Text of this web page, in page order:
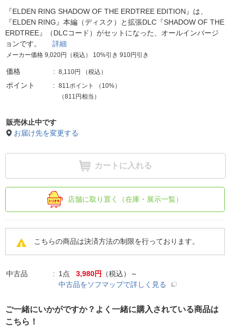
『ELDEN RING SHADOW OF THE ERDTREE EDITION』は、
『ELDEN RING』本編（ディスク）と拡張DLC『SHADOW OF THE
ERDTREE』（DLCコード）がセットになった、オールインバージ
ョンです。 詳細
メーカー価格 9,020円（税込） 10%引き 910円引き
価格 8,110円 （税込）
ポイント 811ポイント （ 10%）
（811円相当）
販売休止中です
お届け先を変更する
カートに入れる
店舗に取り置く（在庫・展示一覧）
こちらの商品は決済方法の制限を行っております。
中古品 1点 3,980円
（税込）～
中古品をソフマップで詳しく見る
ご一緒にいかがですか？よく一緒に購入されている商品は
こちら！